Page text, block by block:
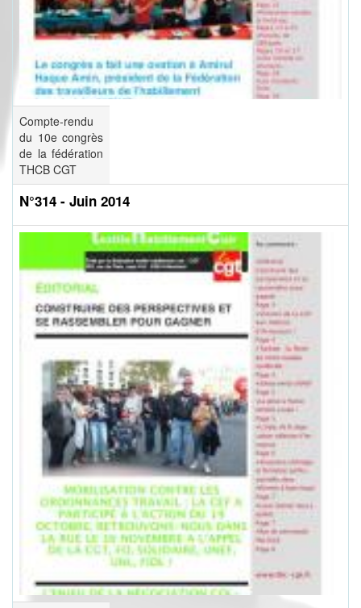
Compte-rendu
du 10e congrès
de la fédération
THCB CGT
N°314 - Juin 2014